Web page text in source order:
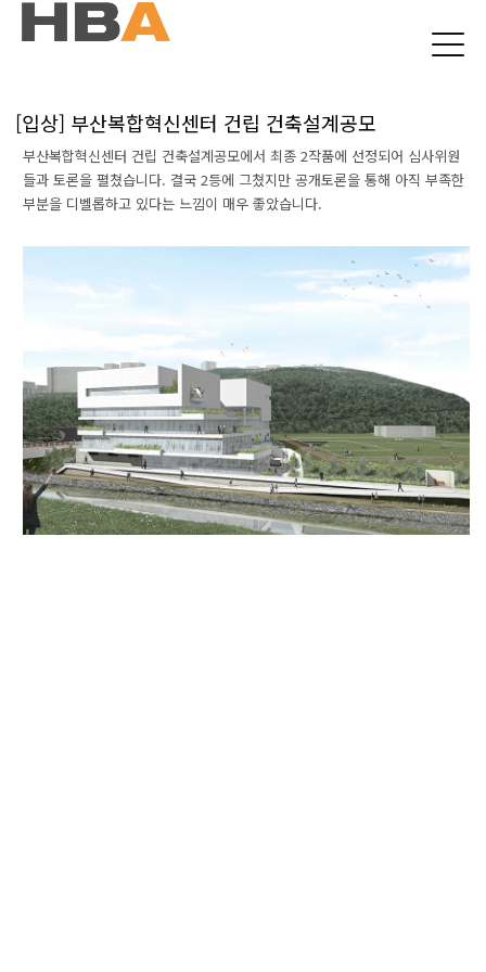
본문 바로가기
[입상] 부산복합혁신센터 건립 건축설계공모
부산복합혁신센터 건립 건축설계공모에서 최종 2작품에 선정되어 심사위원
들과 토론을 펼쳤습니다. 결국 2등에 그쳤지만 공개토론을 통해 아직 부족한
부분을 디벨롭하고 있다는 느낌이 매우 좋았습니다.